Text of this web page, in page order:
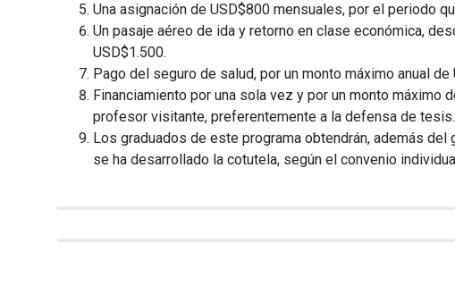
Una asignación de USD$800 mensuales, por el periodo
Un pasaje aéreo de ida y retorno en clase económica,
USD$1.500.
Pago del seguro de salud, por un monto máximo anual de
Financiamiento por una sola vez y por un monto
profesor visitante, preferentemente a la defensa de tesis.
Los graduados de este programa obtendrán, además
se ha desarrollado la cotutela, según el convenio